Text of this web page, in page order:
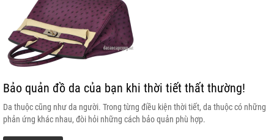
Bảo quản đồ da của bạn khi thời tiết thất thường!
Da thuộc cũng như da người. Trong từng điều kiện thời tiết, da thuộc có những
phản ứng khác nhau, đòi hỏi những cách bảo quản phù hợp.